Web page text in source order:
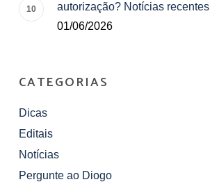
autorização? Notícias recentes
01/06/2026
CATEGORIAS
Dicas
Editais
Notícias
Pergunte ao Diogo